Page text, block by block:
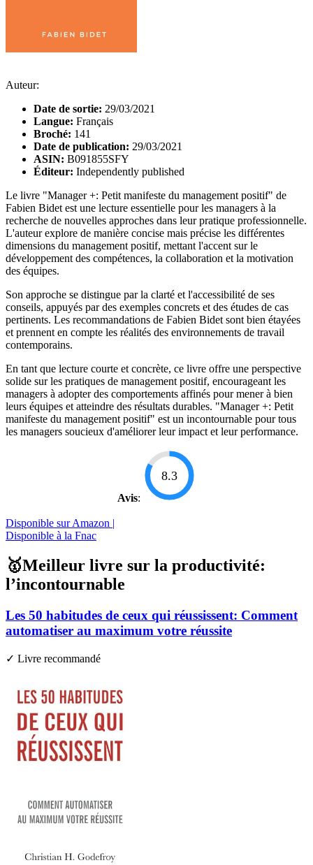
Auteur:
Date de sortie: 29/03/2021
Langue: Français
Broché: 141
Date de publication: 29/03/2021
ASIN: B091855SFY
Éditeur: Independently published
Le livre "Manager +: Petit manifeste du management positif" de
Fabien Bidet est une lecture essentielle pour les managers à la
recherche de nouvelles approches dans leur pratique professionnelle.
L'auteur explore de manière concise mais précise les différentes
dimensions du management positif, mettant l'accent sur le
développement des compétences, la collaboration et la motivation
des équipes.
Son approche se distingue par la clarté et l'accessibilité de ses
conseils, appuyés par des exemples concrets et des études de cas
pertinents. Les recommandations de Fabien Bidet sont bien étayées
et prennent en compte les réalités des environnements de travail
contemporains.
En tant que lecture courte et concrète, ce livre offre une perspective
solide sur les pratiques de management positif, encourageant les
managers à adopter des comportements affinés pour mener à bien
leurs équipes et atteindre des résultats durables. "Manager +: Petit
manifeste du management positif" est un incontournable pour tous
les managers soucieux d'améliorer leur impact et leur performance.
Avis:
8.3
Disponible sur Amazon |
Disponible à la Fnac
🥇Meilleur livre sur la productivité:
l’incontournable
Les 50 habitudes de ceux qui réussissent: Comment
automatiser au maximum votre réussite
✓ Livre recommandé